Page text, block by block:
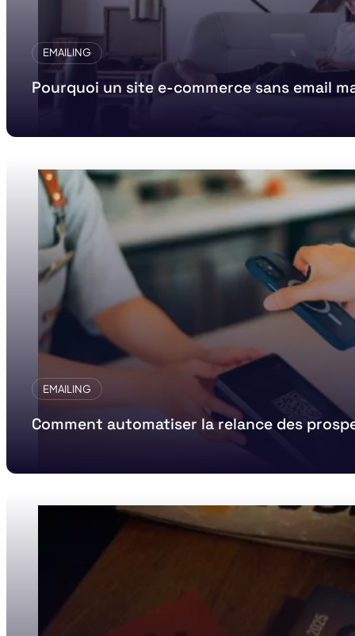
EMAILING
Pourquoi un site e-commerce sans email
EMAILING
Comment automatiser la relance des